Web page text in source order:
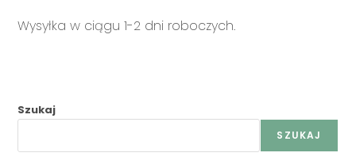
Wysyłka w ciągu 1-2 dni roboczych.
Szukaj
SZUKAJ